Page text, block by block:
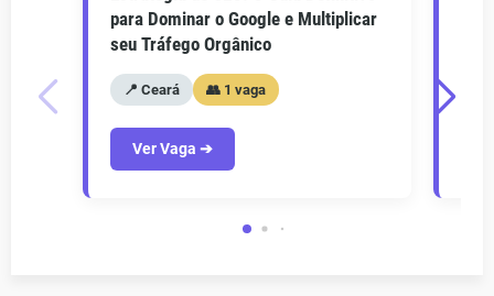
para Dominar o Google e Multiplicar
seu Tráfego Orgânico
📍 Ceará 👥 1 vaga
Ver Vaga ➔